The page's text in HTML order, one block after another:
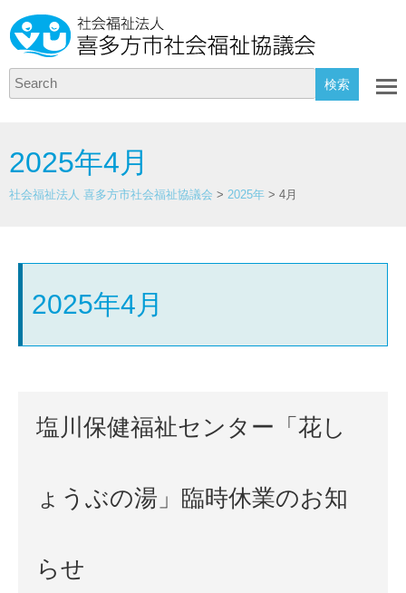
Search
2025年4月
社会福祉法人 喜多方市社会福祉協議会 > 2025年 > 4月
2025年4月
塩川保健福祉センター「花し
ょうぶの湯」臨時休業のお知
らせ